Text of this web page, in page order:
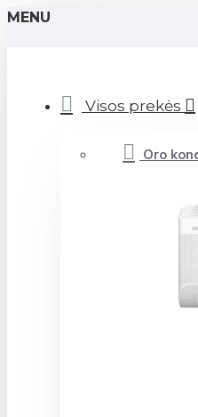
MENU
Visos prekės
Oro